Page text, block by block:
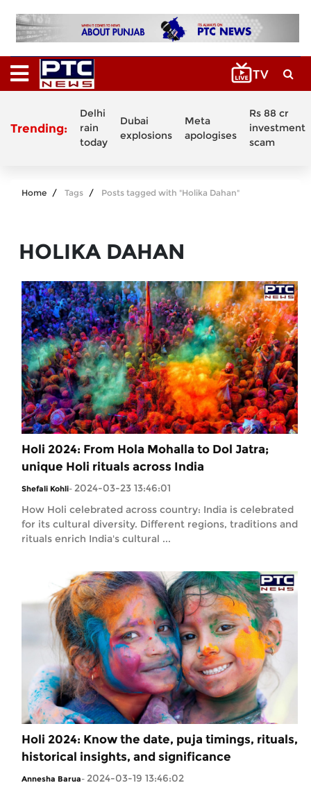
Trending:
Delhi
rain
today
Dubai
explosions
Meta
apologises
Rs 88 cr
investment
scam
Home Tags Posts tagged with "Holika Dahan"
HOLIKA DAHAN
Holi 2024: From Hola Mohalla to Dol Jatra;
unique Holi rituals across India
Shefali Kohli- 2024-03-23 13:46:01
How Holi celebrated across country: India is celebrated
for its cultural diversity. Different regions, traditions and
rituals enrich India's cultural ...
Holi 2024: Know the date, puja timings, rituals,
historical insights, and significance
Annesha Barua- 2024-03-19 13:46:02